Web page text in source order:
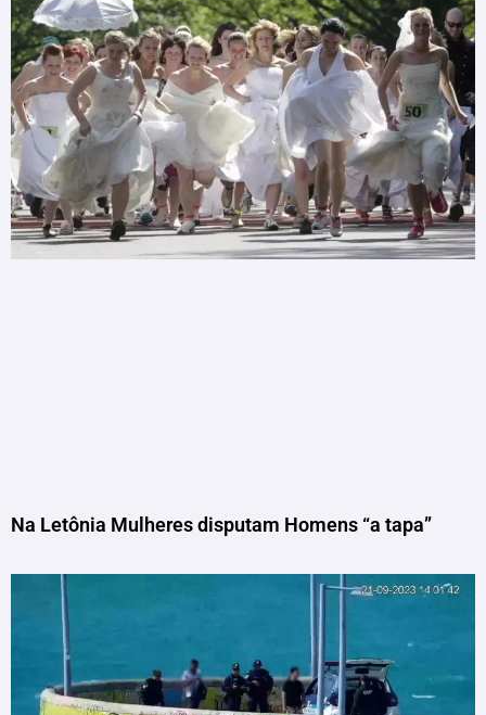
Na Letônia Mulheres disputam Homens “a tapa”